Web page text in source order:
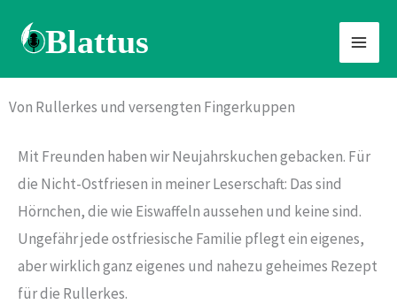
Inhalt
Von Rullerkes und versengten Fingerkuppen
Mit Freunden haben wir Neujahrskuchen gebacken. Für
die Nicht-Ostfriesen in meiner Leserschaft: Das sind
Hörnchen, die wie Eiswaffeln aussehen und keine sind.
Ungefähr jede ostfriesische Familie pflegt ein eigenes,
aber wirklich ganz eigenes und nahezu geheimes Rezept
für die Rullerkes.